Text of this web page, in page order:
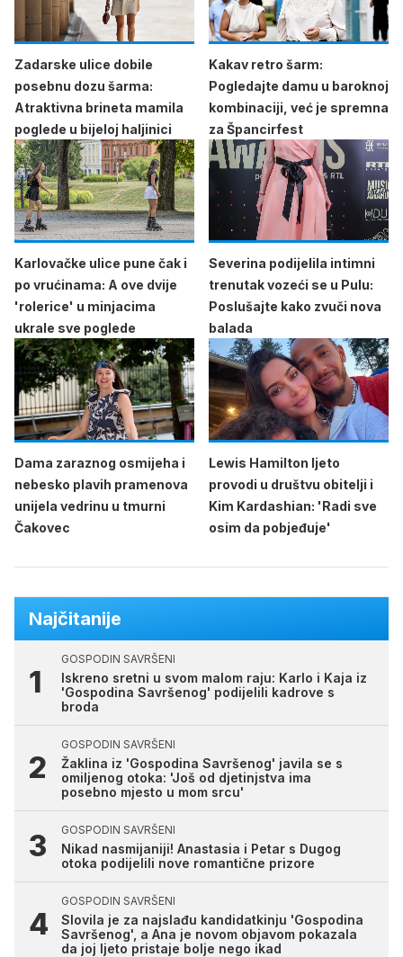
Zadarske ulice dobile
posebnu dozu šarma:
Atraktivna brineta mamila
poglede u bijeloj haljinici
Kakav retro šarm:
Pogledajte damu u baroknoj
kombinaciji, već je spremna
za Špancirfest
Karlovačke ulice pune čak i
po vrućinama: A ove dvije
'rolerice' u minjacima
ukrale sve poglede
Severina podijelila intimni
trenutak vozeći se u Pulu:
Poslušajte kako zvuči nova
balada
Dama zaraznog osmijeha i
nebesko plavih pramenova
unijela vedrinu u tmurni
Čakovec
Lewis Hamilton ljeto
provodi u društvu obitelji i
Kim Kardashian: 'Radi sve
osim da pobjeđuje'
Najčitanije
GOSPODIN SAVRŠENI
Iskreno sretni u svom malom raju: Karlo i Kaja iz
'Gospodina Savršenog' podijelili kadrove s
broda
GOSPODIN SAVRŠENI
Žaklina iz 'Gospodina Savršenog' javila se s
omiljenog otoka: 'Još od djetinjstva ima
posebno mjesto u mom srcu'
GOSPODIN SAVRŠENI
Nikad nasmijaniji! Anastasia i Petar s Dugog
otoka podijelili nove romantične prizore
GOSPODIN SAVRŠENI
Slovila je za najslađu kandidatkinju 'Gospodina
Savršenog', a Ana je novom objavom pokazala
da joj ljeto pristaje bolje nego ikad